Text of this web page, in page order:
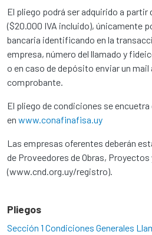
El pliego podrá ser adquirido a partir
($20.000 IVA incluido), únicamente
bancaria identificando en la
empresa, número del llamado y
o en caso de depósito enviar un mail
comprobante.
El pliego de condiciones se
en www.conafinafisa.uy
Las empresas oferentes deberán
de Proveedores de Obras, Proyectos
(www.cnd.org.uy/registro).
Pliegos
Sección 1 Condiciones Generales